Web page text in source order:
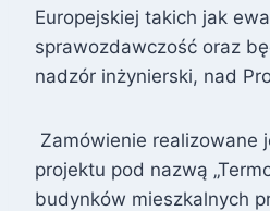
Europejskiej takich jak
sprawozdawczość oraz
nadzór inżynierski, nad
Zamówienie realizowane
projektu pod nazwą
budynków mieszkalnych